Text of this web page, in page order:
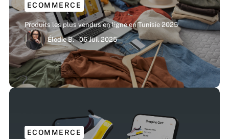
ECOMMERCE
Produits les plus vendus en ligne en Tunisie 2025
Élodie B.
06 Juil 2025
ECOMMERCE